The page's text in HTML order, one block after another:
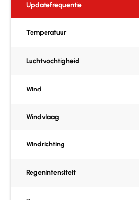
Updatefrequentie
Temperatuur
Luchtvochtigheid
Wind
Windvlaag
Windrichting
Regenintensiteit